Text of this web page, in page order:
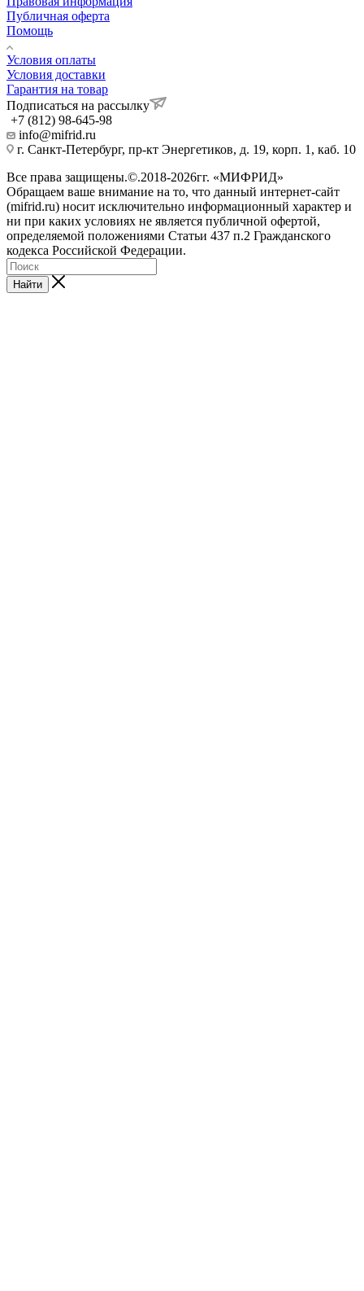
Публичная оферта
Помощь
Условия оплаты
Условия доставки
Гарантия на товар
Подписаться на рассылку
+7 (812) 98-645-98
info@mifrid.ru
г. Санкт-Петербург, пр-кт Энергетиков, д. 19, корп. 1, каб. 10
Все права защищены.©.2018-2026гг. «МИФРИД»
Обращаем ваше внимание на то, что данный интернет-сайт
(mifrid.ru) носит исключительно информационный характер и
ни при каких условиях не является публичной офертой,
определяемой положениями Статьи 437 п.2 Гражданского
кодекса Российской Федерации.
Найти